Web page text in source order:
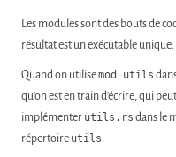
Les modules sont des bouts de
résultat est un exécutable unique.
Quand on utilisemod utils
qu’on est en train d’écrire, qui
implémenter utils.rs dans le
répertoire utils.